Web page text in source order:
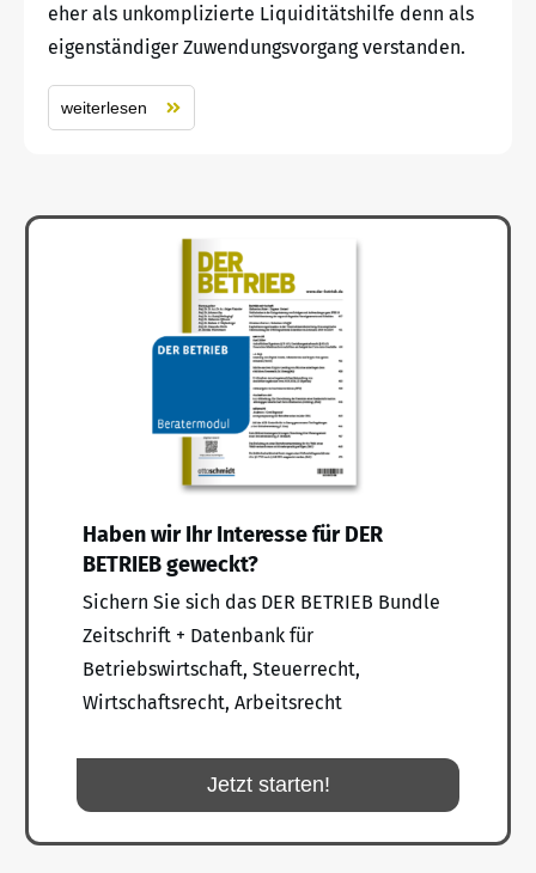
eher als unkomplizierte Liquiditätshilfe denn als
eigenständiger Zuwendungsvorgang verstanden.
weiterlesen
Haben wir Ihr Interesse für DER
BETRIEB geweckt?
Sichern Sie sich das DER BETRIEB Bundle
Zeitschrift + Datenbank für
Betriebswirtschaft, Steuerrecht,
Wirtschaftsrecht, Arbeitsrecht
Jetzt starten!